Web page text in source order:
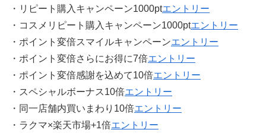
・リピート購入キャンペーン1000ptエントリー
・コスメリピート購入キャンペーン1000ptエントリー
・ポイント変倍スマイルキャンペーンエントリー
・ポイント変倍さらにお得に7倍エントリー
・ポイント変倍感謝を込めて10倍エントリー
・スペシャルボーナス10倍エントリー
・同一店舗内買いまわり10倍エントリー
・ラクマ×楽天市場+1倍エントリー